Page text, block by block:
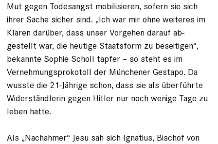
Mut gegen Todesangst mo­bi­lisieren, sofern sie sich
ihrer Sache sicher sind. „Ich war mir ohne weiteres im
Klaren darüber, dass unser Vorgehen darauf ab­
gestellt war, die heutige Staatsform zu beseitigen“,
bekannte Sophie Scholl tapfer – so steht es im
Vernehmungsprokotoll der Münchener Gestapo. Da
wusste die 21-­Jährige schon, dass sie als überführte
Widerständlerin gegen Hitler nur noch wenige Tage zu
leben hatte.
Als „Nachahmer“ Jesu sah sich Ignatius, Bischof von